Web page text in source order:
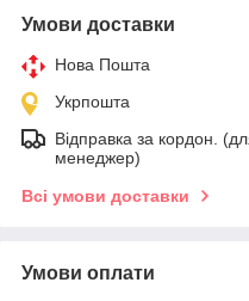
Умови доставки
Нова Пошта
Укрпошта
Відправка за кордон.
менеджер)
Всі умови доставки
Умови оплати